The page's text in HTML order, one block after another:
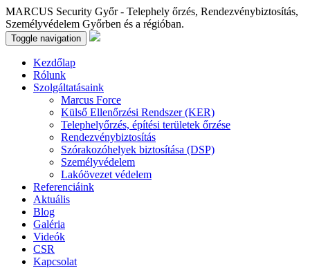
MARCUS Security Győr - Telephely őrzés, Rendezvénybiztosítás,
Személyvédelem Győrben és a régióban.
Toggle navigation
Kezdőlap
Rólunk
Szolgáltatásaink
Marcus Force
Külső Ellenőrzési Rendszer (KER)
Telephelyőrzés, építési területek őrzése
Rendezvénybiztosítás
Szórakozóhelyek biztosítása (DSP)
Személyvédelem
Lakóövezet védelem
Referenciáink
Aktuális
Blog
Galéria
Videók
CSR
Kapcsolat